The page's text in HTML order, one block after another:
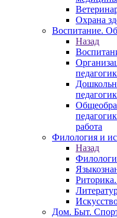
Охрана
Воспитание.
Назад
работа
Филология и
Назад
Дом. Быт.